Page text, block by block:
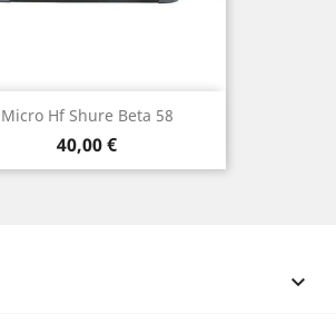
Micro Hf Shure Beta 58
Prix
40,00 €
